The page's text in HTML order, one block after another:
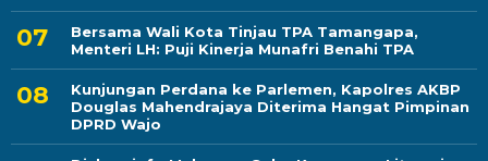
Bersama Wali Kota Tinjau TPA Tamangapa,
Menteri LH: Puji Kinerja Munafri Benahi TPA
Kunjungan Perdana ke Parlemen, Kapolres AKBP
Douglas Mahendrajaya Diterima Hangat Pimpinan
DPRD Wajo